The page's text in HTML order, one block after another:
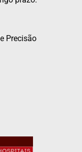
Precisão